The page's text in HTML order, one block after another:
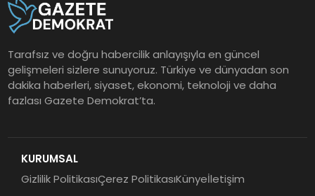
Tarafsız ve doğru habercilik anlayışıyla en güncel
gelişmeleri sizlere sunuyoruz. Türkiye ve dünyadan son
dakika haberleri, siyaset, ekonomi, teknoloji ve daha
fazlası Gazete Demokrat’ta.
KURUMSAL
Gizlilik PolitikasıÇerez PolitikasıKünyeİletişim